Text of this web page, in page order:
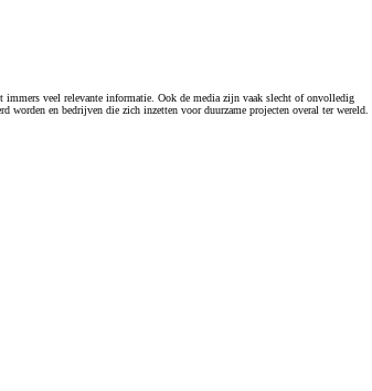
veel relevante informatie. Ook de media zijn vaak slecht of onvolledig
worden en bedrijven die zich inzetten voor duurzame projecten overal ter wereld.